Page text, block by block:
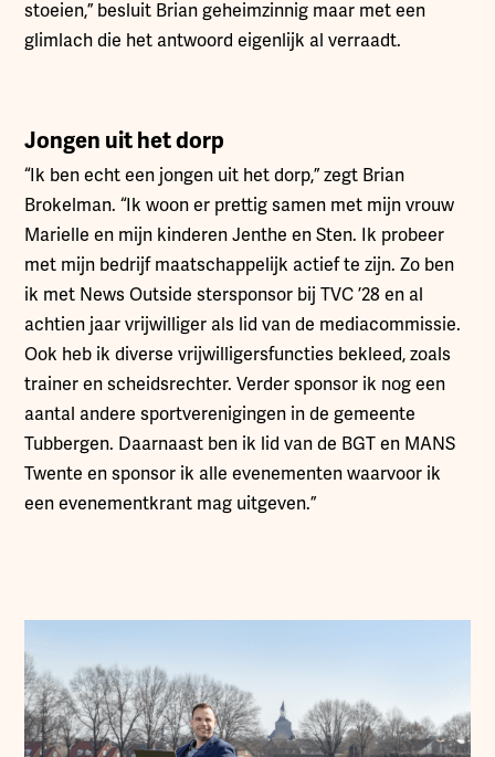
stoeien,” besluit Brian geheimzinnig maar met een
glimlach die het antwoord eigenlijk al verraadt.
Jongen uit het dorp
“Ik ben echt een jongen uit het dorp,” zegt Brian
Brokelman. “Ik woon er prettig samen met mijn vrouw
Marielle en mijn kinderen Jenthe en Sten. Ik probeer
met mijn bedrijf maatschappelijk actief te zijn. Zo ben
ik met News Outside stersponsor bij TVC ’28 en al
achtien jaar vrijwilliger als lid van de mediacommissie.
Ook heb ik diverse vrijwilligersfuncties bekleed, zoals
trainer en scheidsrechter. Verder sponsor ik nog een
aantal andere sportverenigingen in de gemeente
Tubbergen. Daarnaast ben ik lid van de BGT en MANS
Twente en sponsor ik alle evenementen waarvoor ik
een evenementkrant mag uitgeven.”